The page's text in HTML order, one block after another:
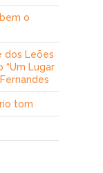
o
dos Leões
“Um Lugar
tom